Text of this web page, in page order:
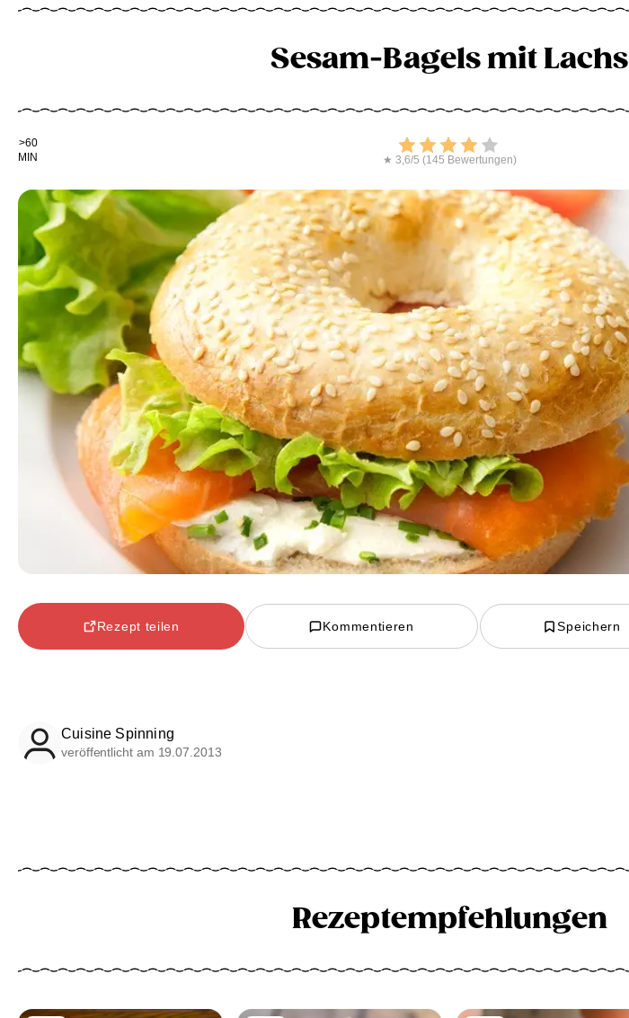
Sesam-Bagels mit Lachs
Kochdauer
>60
MIN
Bewerten
★ 3,6/5 (145 Bewertungen)
Rezept teilen Kommentieren Speichern
Cuisine Spinning
veröffentlicht am 19.07.2013
Rezeptempfehlungen